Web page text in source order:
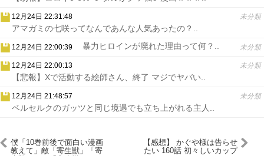
12月24日 22:31:48 未分類
アマガミの七咲ってなんであんな人気あったの？..
12月24日 22:00:39 未分類
暴力ヒロインが廃れた理由って何？..
12月24日 22:00:13 未分類
【悲報】Xで活動する絵師さん、終了 マジでヤバい..
12月24日 21:48:57 未分類
ベルセルクのガッツと同じ境遇でも立ち上がれる主人..
僕「10巻前後で面白い漫画
教えて」敵「寄生獣」「寄
【感想】 かぐや様は告らせ
たい 160話 初々しいカップ